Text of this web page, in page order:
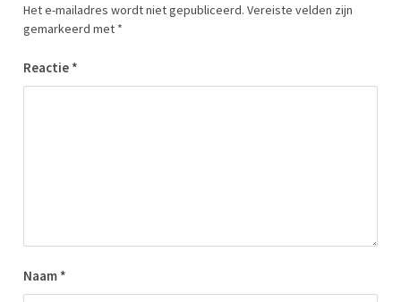
Het e-mailadres wordt niet gepubliceerd. Vereiste velden zijn
gemarkeerd met *
Reactie *
Naam *